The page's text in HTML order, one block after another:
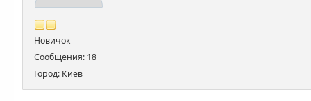
Новичок
Сообщения: 18
Город: Киев